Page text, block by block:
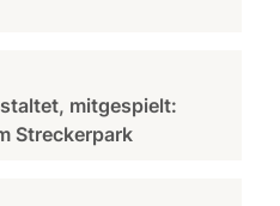
mitgespielt:
Streckerpark